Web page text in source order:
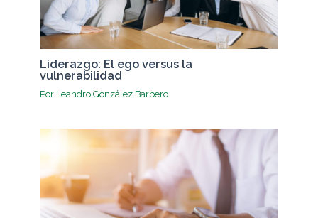
Liderazgo: El ego versus la
vulnerabilidad
Por Leandro González Barbero